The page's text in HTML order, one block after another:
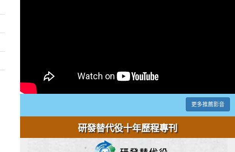
更多推薦影音
研發替代役十年歷程專刊